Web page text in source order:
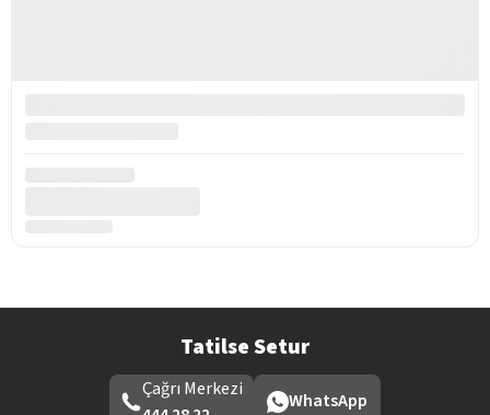
Tatilse Setur
Çağrı Merkezi
WhatsApp